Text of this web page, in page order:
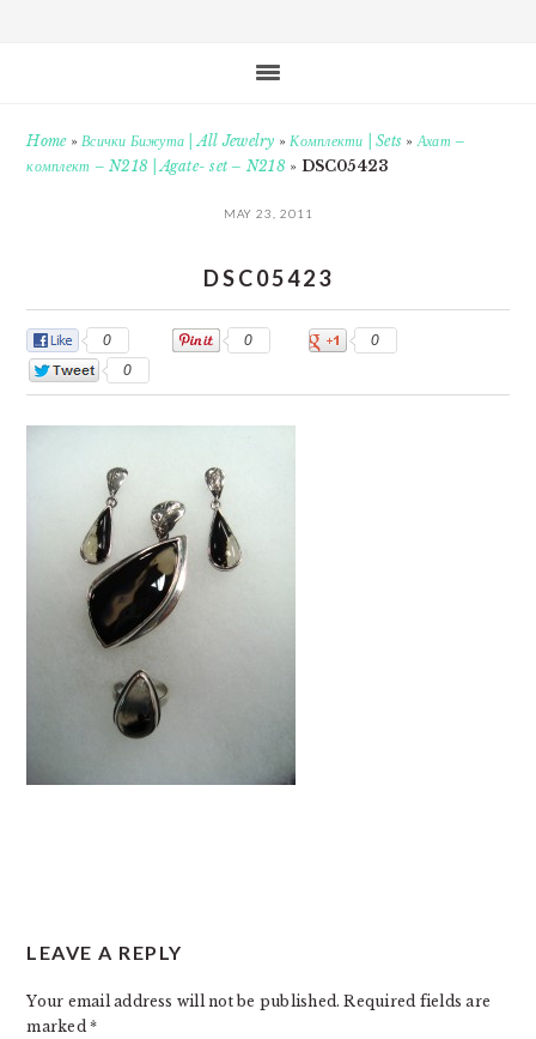
Home»Всички Бижута | All Jewelry »Комплекти | Sets »Ахат –
комплект – N218 | Agate- set – N218 » DSC05423
MAY 23, 2011
DSC05423
0 0
0
0
INTERACTIONS
LEAVE A REPLY
Your email address will not be published. Required fields are
marked*